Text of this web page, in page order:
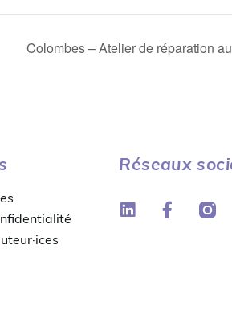
Colombes – Atelier de réparation
Réseaux